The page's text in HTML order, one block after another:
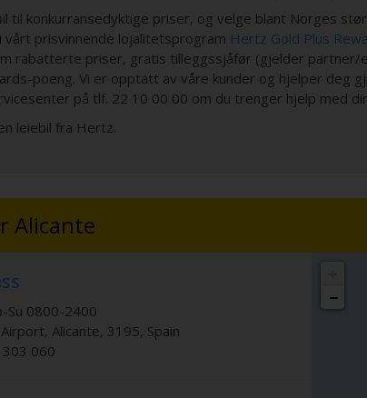
til konkurransedyktige priser, og velge blant Norges
vårt prisvinnende lojalitetsprogram Hertz Gold Plus
rabatterte priser, gratis tilleggssjåfør (gjelder
poeng. Vi er opptatt av våre kunder og hjelper deg
på tlf. 22 10 00 00 om du trenger hjelp med
leiebil fra Hertz.
Alicante
Su 0800-2400
, Alicante, 3195, Spain
060
−